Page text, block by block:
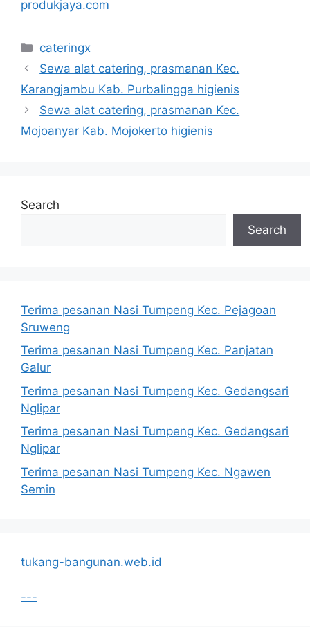
produkjaya.com
Categories
cateringx
Sewa alat catering, prasmanan Kec.
Karangjambu Kab. Purbalingga higienis
Sewa alat catering, prasmanan Kec.
Mojoanyar Kab. Mojokerto higienis
Search
Search
Terima pesanan Nasi Tumpeng Kec. Pejagoan
Sruweng
Terima pesanan Nasi Tumpeng Kec. Panjatan
Galur
Terima pesanan Nasi Tumpeng Kec. Gedangsari
Nglipar
Terima pesanan Nasi Tumpeng Kec. Gedangsari
Nglipar
Terima pesanan Nasi Tumpeng Kec. Ngawen
Semin
tukang-bangunan.web.id
---